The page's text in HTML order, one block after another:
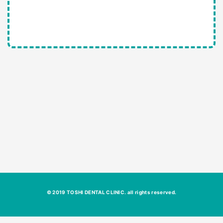
© 2019 TOSHI DENTAL CLINIC. all rights reserved.